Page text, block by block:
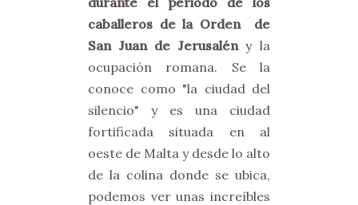
caballeros de la Orden de
San Juan de Jerusalény la
ocupación romana. Se la
conoce como "la ciudad del
silencio" y es una ciudad
fortificada situada en al
oeste de Malta y desde lo alto
de la colina donde se ubica,
podemos ver unas increíbles